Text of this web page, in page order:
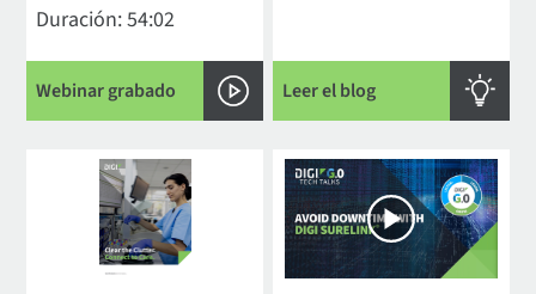
Duración: 54:02
Webinar grabado Leer el blog